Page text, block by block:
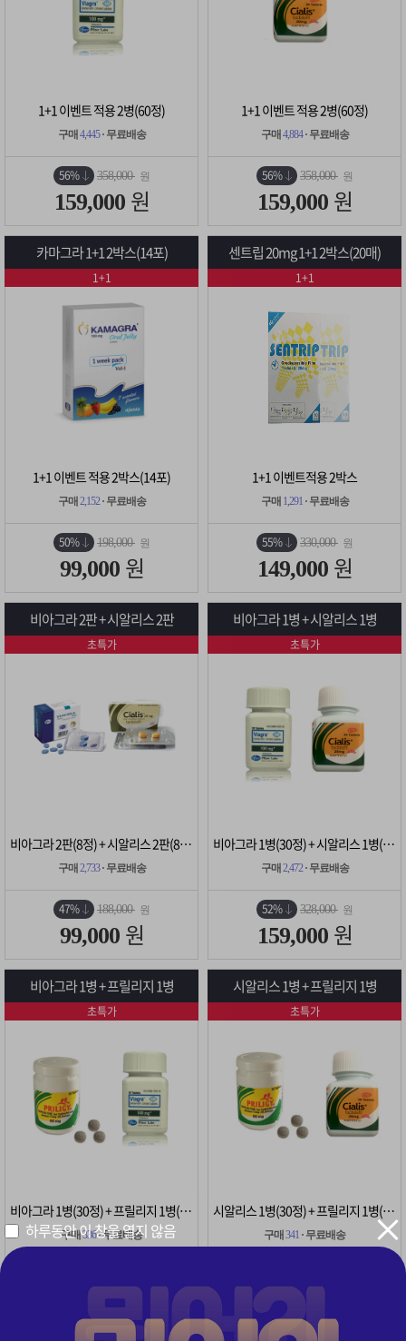
하루동안 이 창을 열지 않음
1+1 이벤트 적용 2병(60정)
구매 4,445· 무료배송
56% 358,000 원
159,000 원
1+1 이벤트 적용 2병(60정)
구매 4,884· 무료배송
56% 358,000 원
159,000 원
카마그라 1+1 2박스(14포)
1+1 이벤트 적용 2박스(14포)
구매 2,152· 무료배송
50% 198,000 원
99,000 원
1+1
센트립 20mg 1+1 2박스(20매)
1+1 이벤트적용 2박스
구매 1,291· 무료배송
55% 330,000 원
149,000 원
1+1
비아그라 2판 + 시알리스 2판
비아그라 2판(8정) + 시알리스 2판(8정)
구매 2,733· 무료배송
47% 188,000 원
99,000 원
초특가
비아그라 1병 + 시알리스 1병
비아그라 1병(30정) + 시알리스 1병(30정)
구매 2,472· 무료배송
52% 328,000 원
159,000 원
초특가
비아그라 1병 + 프릴리지 1병
비아그라 1병(30정) + 프릴리지 1병(10정)
구매336· 무료배송
149,000 원
초특가
시알리스 1병 + 프릴리지 1병
시알리스 1병(30정) + 프릴리지 1병(10정)
구매 341 · 무료배송
149,000
초특가